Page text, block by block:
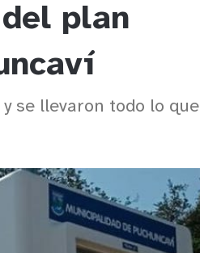
plan
se llevaron todo lo que